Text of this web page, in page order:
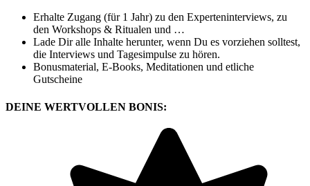
Erhalte Zugang (für 1 Jahr) zu den Experteninterviews, zu
den Workshops & Ritualen und …
Lade Dir alle Inhalte herunter, wenn Du es vorziehen solltest,
die Interviews und Tagesimpulse zu hören.
Bonusmaterial, E-Books, Meditationen und etliche
Gutscheine
DEINE WERTVOLLEN BONIS: